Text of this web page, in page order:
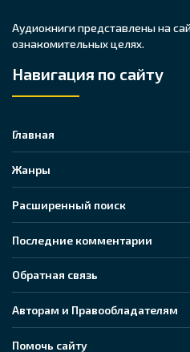
Аудиокниги представлены на
ознакомительных целях.
Навигация по сайту
Главная
Жанры
Расширенный поиск
Последние комментарии
Обратная связь
Авторам и Правообладателям
Помочь сайту